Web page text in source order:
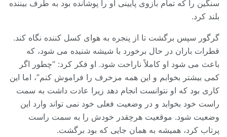
سنگین را که تمام بازوی پایینی او را پوشانده بود به طرف بیننده
بلند کرد.
گرگور سپس برگشت تا از پنجره به هوای کسل کننده نگاه کند.
قطرات باران در حال برخورد با شیشه شنیده می شود، که
باعث می شود او کاملاً ناراحت شود. او فکر کرد: “چطور اگر
کمی بیشتر بخوابم و این همه مزخرف را فراموش کنم”، اما این
کاری بود که او نتوانست انجام دهد زیرا عادت داشت به سمت
راست خود بخوابد و در وضعیت فعلی خود نمی تواند وارد این
وضعیت شود. موقعیت هرچقدر خودش را به سمت راست
پرتاب کرد، همیشه به همان جایی که بود برگشت.